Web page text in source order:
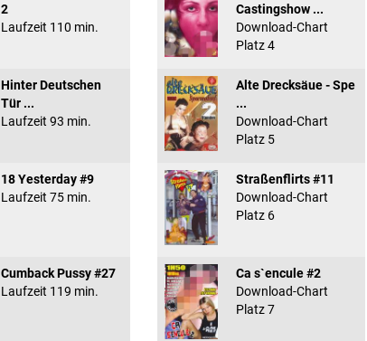
2
Laufzeit 110 min.
Hinter Deutschen
Tür ...
Laufzeit 93 min.
18 Yesterday #9
Laufzeit 75 min.
Cumback Pussy #27
Laufzeit 119 min.
Castingshow ...
Download-Chart
Platz 4
Alte Drecksäue - Spe
...
Download-Chart
Platz 5
Straßenflirts #11
Download-Chart
Platz 6
Ca s`encule #2
Download-Chart
Platz 7